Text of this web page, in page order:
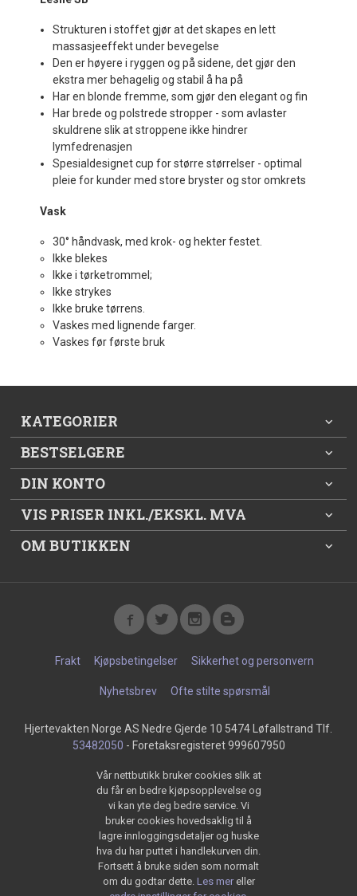
Strukturen i stoffet gjør at det skapes en lett
massasjeeffekt under bevegelse
Den er høyere i ryggen og på sidene, det gjør den
ekstra mer behagelig og stabil å ha på
Har en blonde fremme, som gjør den elegant og fin
Har brede og polstrede stropper - som avlaster
skuldrene slik at stroppene ikke hindrer
lymfedrenasjen
Spesialdesignet cup for større størrelser - optimal
pleie for kunder med store bryster og stor omkrets
Vask
30° håndvask, med krok- og hekter festet.
Ikke blekes
Ikke i tørketrommel;
Ikke strykes
Ikke bruke tørrens.
Vaskes med lignende farger.
Vaskes før første bruk
KATEGORIER
BESTSELGERE
DIN KONTO
VIS PRISER INKL./EKSKL. MVA
OM BUTIKKEN
Frakt Kjøpsbetingelser Sikkerhet og personvern
Nyhetsbrev Ofte stilte spørsmål
Hjertevakten Norge AS Nedre Gjerde 10 5474 Løfallstrand Tlf.
53482050 - Foretaksregisteret 999607950
Vår nettbutikk bruker cookies slik at
du får en bedre kjøpsopplevelse og
vi kan yte deg bedre service. Vi
bruker cookies hovedsaklig til å
lagre innloggingsdetaljer og huske
hva du har puttet i handlekurven din.
Fortsett å bruke siden som normalt
om du godtar dette. Les mer eller